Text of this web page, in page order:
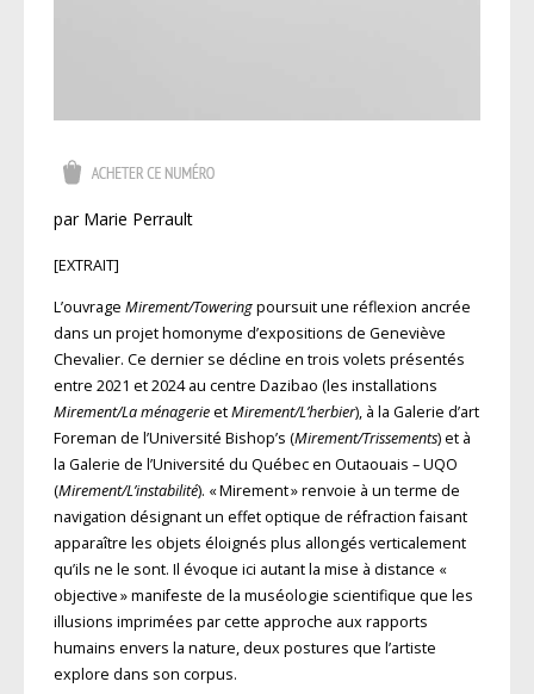
par Marie Perrault
[EXTRAIT]
L’ouvrage Mirement/Toweringpoursuit une réflexion ancrée
dans un projet homonyme d’expositions de Geneviève
Chevalier. Ce dernier se décline en trois volets présentés
entre 2021 et 2024 au centre Dazibao (les installations
Mirement/La ménagerieetMirement/L’herbier), à la Galerie d’art
Foreman de l’Université Bishop’s (Mirement/Trissements) et à
la Galerie de l’Université du Québec en Outaouais – UQO
(Mirement/L’instabilité). « Mirement » renvoie à un terme de
navigation désignant un effet optique de réfraction faisant
apparaître les objets éloignés plus allongés verticalement
qu’ils ne le sont. Il évoque ici autant la mise à distance «
objective » manifeste de la muséologie scientifique que les
illusions imprimées par cette approche aux rapports
humains envers la nature, deux postures que l’artiste
explore dans son corpus.